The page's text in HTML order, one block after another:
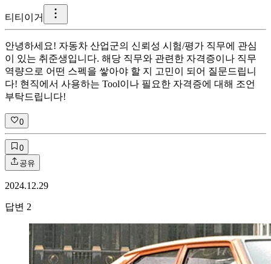
티 티이거
안녕하세요! 자동차 산업군의 신뢰성 시험/평가 직무에 관심
이 있는 취준생입니다. 해당 직무와 관련한 자격증이나 직무
역량으로 어떤 스펙을 쌓아야 할 지 고민이 되어 질문드립니
다! 현직에서 사용하는 Tool이나 필요한 자격증에 대해 조언
부탁드립니다!
0
0
공유
2024.12.29
답변 2